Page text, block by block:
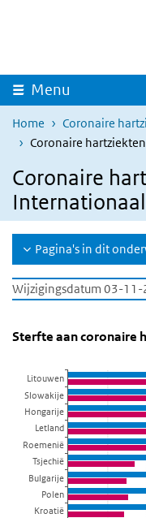
Overslaan en naar de
Menu
Home
Coronaire
Coronaire
Coronaire
Internationaal
Pagina's in dit
Wijzigingsdatum 03-11-
Internationale
Sla de grafiek 'Sterfte
Sterfte aan
Bekijk als data tabel.
De grafiek heeft 1 X-as
De grafiek heeft 1 Y-as
Sterfte aan coronaire
Litouwen
Slowakije
Hongarije
Letland
Roemenië
Tsjechië
Bulgarije
Polen
Kroatië